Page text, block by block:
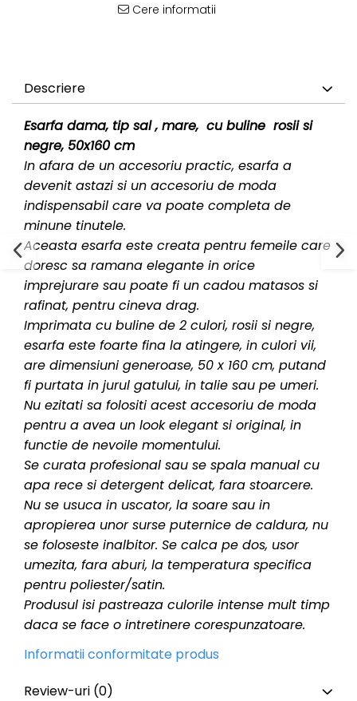
Cere informatii
Descriere
Esarfa dama, tip sal , mare, cu buline rosii si
negre, 50x160 cm
In afara de un accesoriu practic, esarfa a
devenit astazi si un accesoriu de moda
indispensabil care va poate completa de
minune tinutele.
Aceasta esarfa este creata pentru femeile care
doresc sa ramana elegante in orice
imprejurare sau poate fi un cadou matasos si
rafinat, pentru cineva drag.
Imprimata cu buline de 2 culori, rosii si negre,
esarfa este foarte fina la atingere, in culori vii,
are dimensiuni generoase, 50 x 160 cm, putand
fi purtata in jurul gatului, in talie sau pe umeri.
Nu ezitati sa folositi acest accesoriu de moda
pentru a avea un look elegant si original, in
functie de nevoile momentului.
Se curata profesional sau se spala manual cu
apa rece si detergent delicat, fara stoarcere.
Nu se usuca in uscator, la soare sau in
apropierea unor surse puternice de caldura, nu
se foloseste inalbitor. Se calca pe dos, usor
umezita, fara aburi, la temperatura specifica
pentru poliester/satin.
Produsul isi pastreaza culorile intense mult timp
daca se face o intretinere corespunzatoare.
Informatii conformitate produs
Review-uri (0)